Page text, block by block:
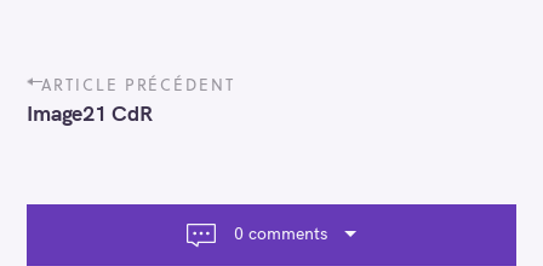
P
o
s
a
ARTICLE PRÉCÉDENT
Image21 CdR
0 comments